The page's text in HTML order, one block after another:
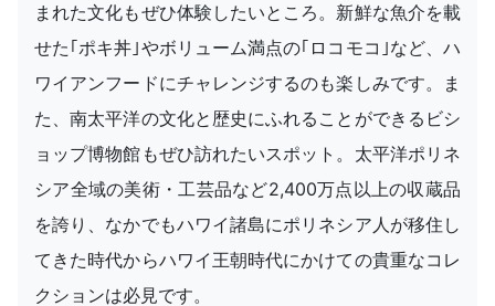
まれた文化もぜひ体験したいところ。新鮮な魚介を載
せた｢ポキ丼｣やボリューム満点の｢ロコモコ｣など、ハ
ワイアンフードにチャレンジするのも楽しみです。ま
た、南太平洋の文化と歴史にふれることができるビシ
ョップ博物館もぜひ訪れたいスポット。太平洋ポリネ
シア全域の美術・工芸品など2,400万点以上の収蔵品
を誇り、なかでもハワイ諸島にポリネシア人が移住し
てきた時代からハワイ王朝時代にかけての貴重なコレ
クションは必見です。